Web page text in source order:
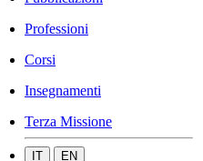
Professioni
Corsi
Insegnamenti
Terza Missione
IT EN